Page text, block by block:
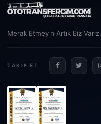
Merak Etmeyin Artık Biz Varız.
TAKIP ET